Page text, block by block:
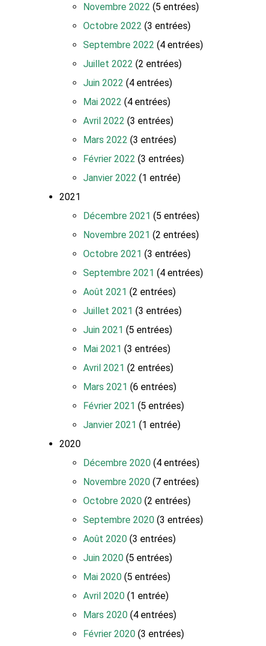
Novembre 2022 (5 entrées)
Octobre 2022 (3 entrées)
Septembre 2022 (4 entrées)
Juillet 2022 (2 entrées)
Juin 2022 (4 entrées)
Mai 2022 (4 entrées)
Avril 2022 (3 entrées)
Mars 2022 (3 entrées)
Février 2022 (3 entrées)
Janvier 2022 (1 entrée)
2021
Décembre 2021 (5 entrées)
Novembre 2021 (2 entrées)
Octobre 2021 (3 entrées)
Septembre 2021 (4 entrées)
Août 2021 (2 entrées)
Juillet 2021 (3 entrées)
Juin 2021 (5 entrées)
Mai 2021 (3 entrées)
Avril 2021 (2 entrées)
Mars 2021 (6 entrées)
Février 2021 (5 entrées)
Janvier 2021 (1 entrée)
2020
Décembre 2020 (4 entrées)
Novembre 2020 (7 entrées)
Octobre 2020 (2 entrées)
Septembre 2020 (3 entrées)
Août 2020 (3 entrées)
Juin 2020 (5 entrées)
Mai 2020 (5 entrées)
Avril 2020 (1 entrée)
Mars 2020 (4 entrées)
Février 2020 (3 entrées)